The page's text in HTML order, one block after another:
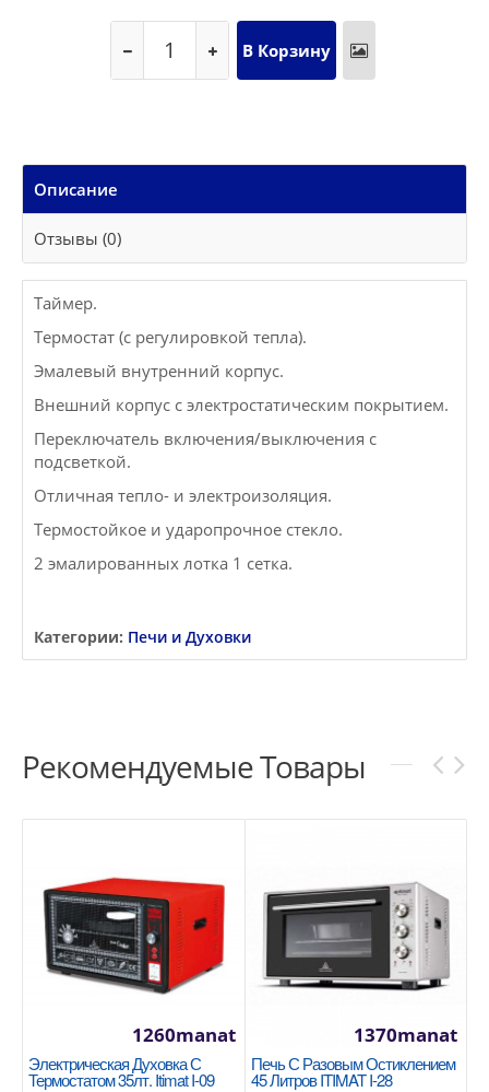
Описание
Отзывы (0)
Таймер.
Термостат (с регулировкой тепла).
Эмалевый внутренний корпус.
Внешний корпус с электростатическим покрытием.
Переключатель включения/выключения с
подсветкой.
Отличная тепло- и электроизоляция.
Термостойкое и ударопрочное стекло.
2 эмалированных лотка 1 сетка.
Категории: Печи и Духовки
Рекомендуемые Товары
Электрическая Духовка С
Термостатом 35лт. Itimat I-09
1260manat
Печь С Разовым Остиклением
45 Литров ITIMAT I-28
1370manat